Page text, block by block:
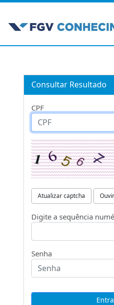
Consultar Resultado
CPF
Atualizar captcha
Digite a sequência
Senha